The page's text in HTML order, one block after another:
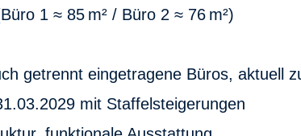
1 ≈ 85 m² / Büro 2 ≈ 76 m²)
getrennt eingetragene Büros, aktuell
mit Staffelsteigerungen